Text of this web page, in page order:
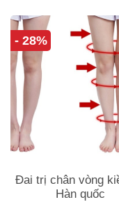
- 28%
Đai trị chân vòng
Hàn quốc